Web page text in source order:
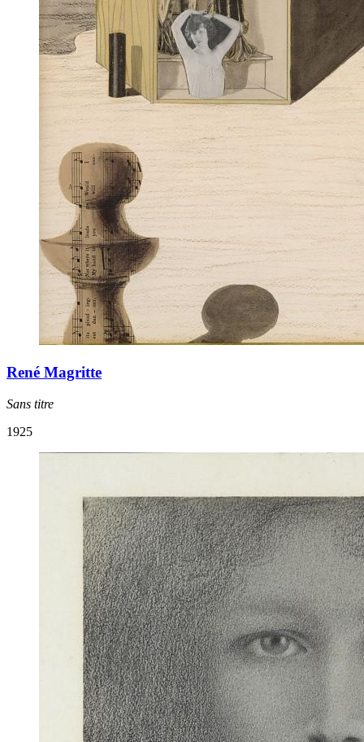
René Magritte
Sans titre
1925